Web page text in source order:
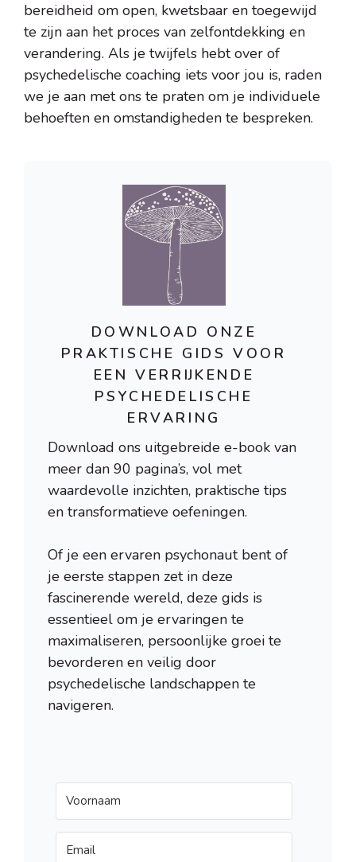
bereidheid om open, kwetsbaar en toegewijd
te zijn aan het proces van zelfontdekking en
verandering. Als je twijfels hebt over of
psychedelische coaching iets voor jou is, raden
we je aan met ons te praten om je individuele
behoeften en omstandigheden te bespreken.
DOWNLOAD ONZE
PRAKTISCHE GIDS VOOR
EEN VERRIJKENDE
PSYCHEDELISCHE
ERVARING
Download ons uitgebreide e-book van
meer dan 90 pagina’s, vol met
waardevolle inzichten, praktische tips
en transformatieve oefeningen.
Of je een ervaren psychonaut bent of
je eerste stappen zet in deze
fascinerende wereld, deze gids is
essentieel om je ervaringen te
maximaliseren, persoonlijke groei te
bevorderen en veilig door
psychedelische landschappen te
navigeren.